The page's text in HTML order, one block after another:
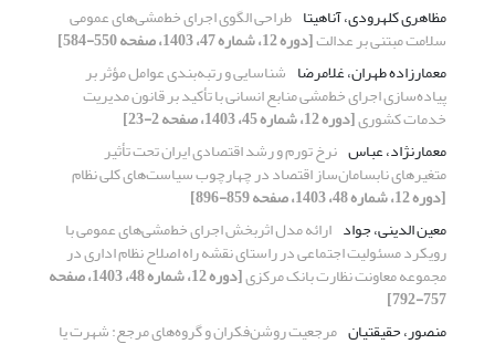
مظاهری کلهرودی، آناهیتا طراحی الگوی اجرای خط‌مشی‌های عمومی
سلامت مبتنی بر عدالت[دوره 12، شماره 47، 1403، صفحه 550-584]
معمارزاده طهران، غلامرضا شناسایی و رتبه‌بندی عوامل مؤثر بر
پیاده‌سازی اجرای خط‌مشی منابع انسانی با تأکید بر قانون مدیریت
خدمات کشوری[دوره 12، شماره 45، 1403، صفحه 2-23]
معمارنژاد، عباس نرخ تورم و رشد اقتصادی ایران تحت تأثیر
متغیرهای نابسامان‌ساز اقتصاد در چهارچوب سیاست‌های کلی نظام
[دوره 12، شماره 48، 1403، صفحه 859-896]
معین الدینی، جواد ارائه مدل اثربخش اجرای خط‌مشی‌های عمومی با
رویکرد مسئولیت اجتماعی در راستای نقشه راه اصلاح نظام اداری در
مجموعه معاونت نظارت بانک مرکزی [دوره 12، شماره 48، 1403، صفحه
757-792]
منصور، حقیقتیان مرجعیت روشن‌فکران و گروه‌های مرجع: شهرت یا